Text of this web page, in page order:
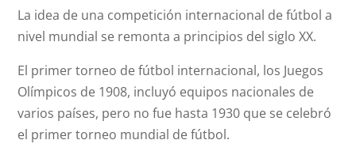
La idea de una competición internacional de fútbol a
nivel mundial se remonta a principios del siglo XX.
El primer torneo de fútbol internacional, los Juegos
Olímpicos de 1908, incluyó equipos nacionales de
varios países, pero no fue hasta 1930 que se celebró
el primer torneo mundial de fútbol.